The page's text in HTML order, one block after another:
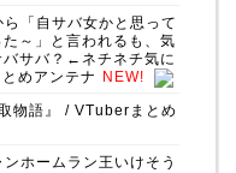
「自サバ女かと思って
～」と言われるも、気
バサバ？←ネチネチ気に
めアンテナ
NEW!
物語』 / VTuberまとめ
ホームラン王いけそう